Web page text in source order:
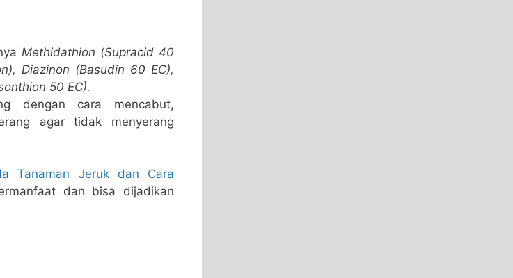
Methidathion (Supracid 40
Diazinon (Basudin 60 EC),
50 EC).
dengan cara mencabut,
agar tidak menyerang
Tanaman Jeruk dan Cara
dan bisa dijadikan